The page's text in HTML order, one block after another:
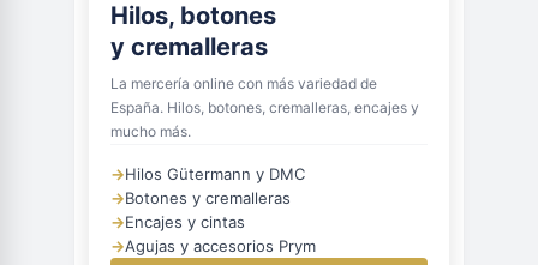
Hilos, botones
y cremalleras
La mercería online con más variedad de
España. Hilos, botones, cremalleras, encajes y
mucho más.
→Hilos Gütermann y DMC
→Botones y cremalleras
→Encajes y cintas
→Agujas y accesorios Prym